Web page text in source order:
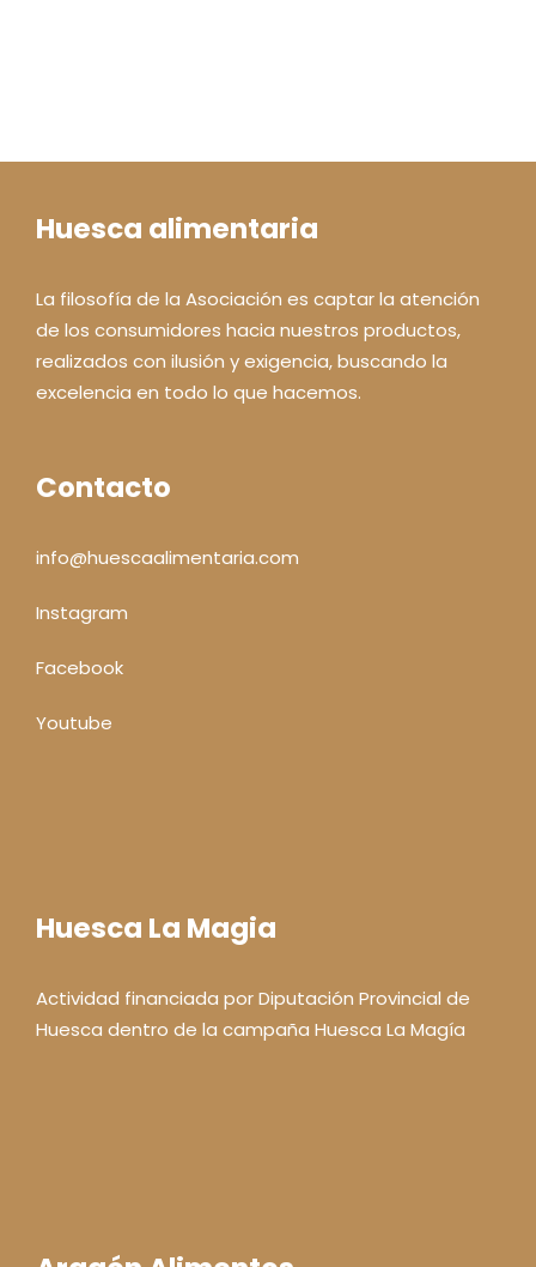
Huesca alimentaria
La filosofía de la Asociación es captar la atención
de los consumidores hacia nuestros productos,
realizados con ilusión y exigencia, buscando la
excelencia en todo lo que hacemos.
Contacto
info@huescaalimentaria.com
Instagram
Facebook
Youtube
Huesca La Magia
Actividad financiada por Diputación Provincial de
Huesca dentro de la campaña Huesca La Magía